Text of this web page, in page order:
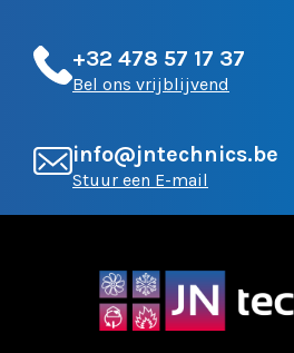
+32 478 57 17 37
Bel ons vrijblijvend
info@jntechnics.be
Stuur een E-mail